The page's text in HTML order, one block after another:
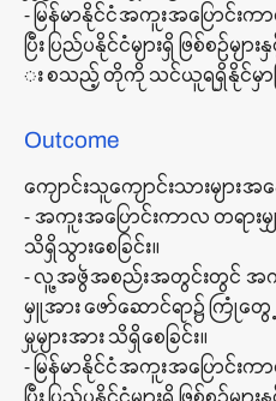
⁃ မြန်မာနိုင်ငံအကူးအပြောင်း
ပြီး ပြည်ပနိုင်ငံများရှိ ဖြစ်စဉ်မျ
း စသည့် တိုကို သင်ယူရရှိနိုင်မှာဖ
Outcome
ကျောင်းသူကျောင်းသားများအန
⁃ အကူးအပြောင်းကာလ တရာ
သိရှိသွားစေခြင်း။
⁃ လူ့အဖွဲအစည်းအတွင်းတွင် အကူ
မှူအား ဖော်ဆောင်ရာ၌ ကြုံတွ
မှုများအား သိရှိစေခြင်း။
⁃ မြန်မာနိုင်ငံအကူးအပြောင်း
ပြီး ပြည်ပနိုင်ငံများရှိ ဖြစ်စဉ်မျ